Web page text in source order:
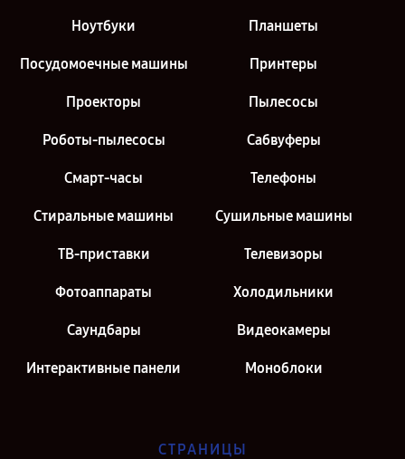
Ноутбуки Планшеты
Посудомоечные машины Принтеры
Проекторы Пылесосы
Роботы-пылесосы Сабвуферы
Смарт-часы Телефоны
Стиральные машины Сушильные машины
ТВ-приставки Телевизоры
Фотоаппараты Холодильники
Саундбары Видеокамеры
Интерактивные панели Моноблоки
СТРАНИЦЫ